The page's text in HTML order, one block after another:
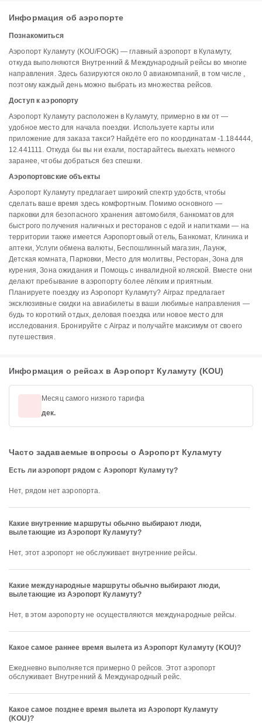
Информация об аэропорте
Познакомиться
Аэропорт Куламуту (KOU/FOGK) — главный аэропорт в Куламуту,
откуда выполняются Внутренний & Международный рейсы во многие
направления. Здесь базируются около 0 авиакомпаний, в том числе ,
поэтому каждый день можно выбрать из множества рейсов.
Доступ к аэропорту
Аэропорт Куламуту расположен в Куламуту, примерно в км от —
удобное место для начала поездки. Используете карты или
приложение для заказа такси? Найдёте его по координатам -1.184444,
12.441111. Откуда бы вы ни ехали, постарайтесь выехать немного
заранее, чтобы добраться без спешки.
Аэропортовские объекты
Аэропорт Куламуту предлагает широкий спектр удобств, чтобы
сделать ваше время здесь комфортным. Помимо основного —
парковки для безопасного хранения автомобиля, банкоматов для
быстрого получения наличных и ресторанов с едой и напитками — на
территории также имеется Аэропортовый отель, Банкомат, Клиника и
аптеки, Услуги обмена валюты, Беспошлинный магазин, Лаунж,
Детская комната, Парковки, Место для молитвы, Ресторан, Зона для
курения, Зона ожидания и Помощь с инвалидной коляской. Вместе они
делают пребывание в аэропорту более лёгким и приятным.
Планируете поездку из Аэропорт Куламуту? Airpaz предлагает
эксклюзивные скидки на авиабилеты в ваши любимые направления —
будь то короткий отдых, деловая поездка или новое место для
исследования. Бронируйте с Airpaz и получайте максимум от своего
путешествия.
Информация о рейсах в Аэропорт Куламуту (KOU)
Месяц самого низкого тарифа
дек.
Часто задаваемые вопросы о Аэропорт Куламуту
Есть ли аэропорт рядом с Аэропорт Куламуту?
Нет, рядом нет аэропорта.
Какие внутренние маршруты обычно выбирают люди,
вылетающие из Аэропорт Куламуту?
Нет, этот аэропорт не обслуживает внутренние рейсы.
Какие международные маршруты обычно выбирают люди,
вылетающие из Аэропорт Куламуту?
Нет, в этом аэропорту не осуществляются международные рейсы.
Какое самое раннее время вылета из Аэропорт Куламуту (KOU)?
Ежедневно выполняется примерно 0 рейсов. Этот аэропорт
обслуживает Внутренний & Международный рейс.
Какое самое позднее время вылета из Аэропорт Куламуту
(KOU)?